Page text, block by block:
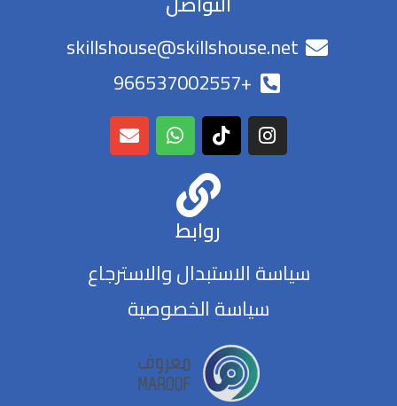
skillshouse@skillshouse.net
+966537002557
روابط
سياسة الاستبدال والاسترجاع
سياسة الخصوصية